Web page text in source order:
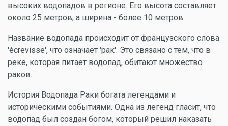
высоких водопадов в регионе. Его высота составляет
около 25 метров, а ширина - более 10 метров.
Название водопада происходит от французского слова
'écrevisse', что означает 'рак'. Это связано с тем, что в
реке, которая питает водопад, обитают множество
раков.
История Водопада Раки богата легендами и
историческими событиями. Одна из легенд гласит, что
водопад был создан богом, который решил наказать